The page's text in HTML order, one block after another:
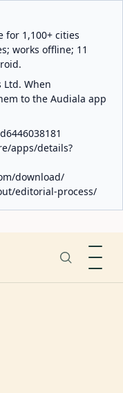
for 1,100+ cities
works offline; 11
Ltd. When
to the Audiala app
apps/details?
download/
editorial-process/